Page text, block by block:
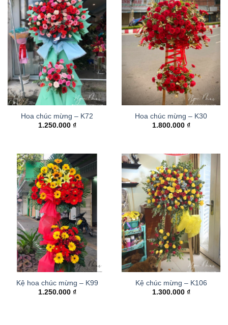
Hoa chúc mừng – K72
1.250.000 ₫
Hoa chúc mừng – K30
1.800.000 ₫
Kệ hoa chúc mừng – K99
1.250.000 ₫
Kệ chúc mừng – K106
1.300.000 ₫